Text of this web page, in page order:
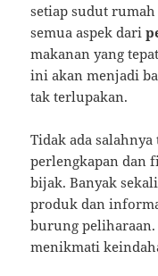
setiap sudut
semua aspek dari
makanan yang
ini akan menjadi
tak terlupakan.
Tidak ada
perlengkapan dan
bijak. Banyak
produk dan
burung peliharaan.
menikmati